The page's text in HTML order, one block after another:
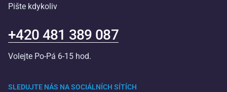
SLEDUJTE NÁS NA SOCIÁLNÍCH SÍTÍCH
Pište kdykoliv
+420 481 389 087
Volejte Po-Pá 6-15 hod.